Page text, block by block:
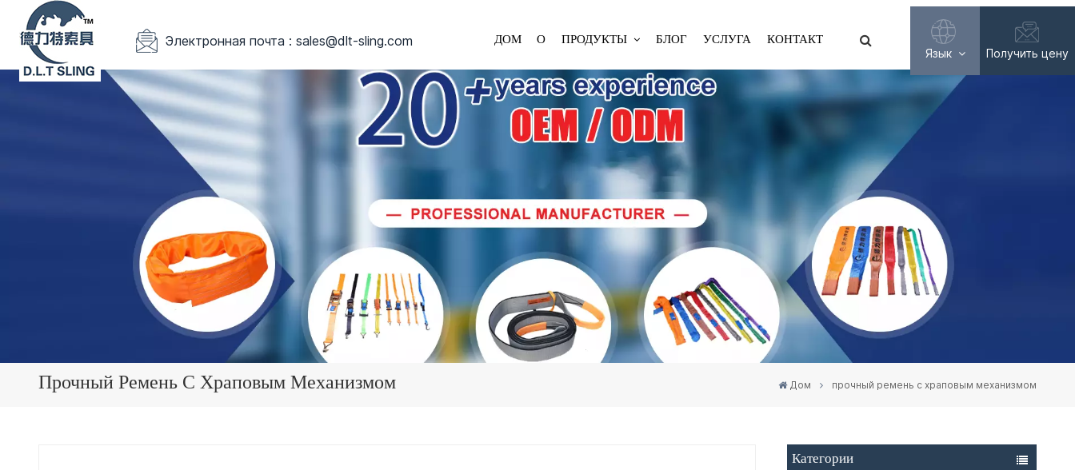
Электронная почта : sales@dlt-sling.com ДОМ О ПРОДУКТЫ БЛОГ УСЛУГА КОНТАКТ
Язык
Français
Русский
Español
عربي
Получить цену
Прочный Ремень С Храповым Механизмом Дом прочный ремень с храповым механизмом
Категории